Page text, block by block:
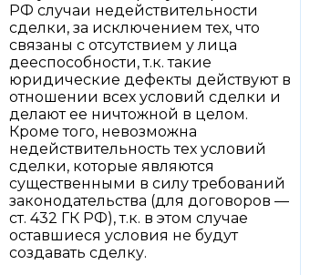
РФ случаи недействительности
сделки, за исключением тех, что
связаны с отсутствием у лица
дееспособности, т.к. такие
юридические дефекты действуют в
отношении всех условий сделки и
делают ее ничтожной в целом.
Кроме того, невозможна
недействительность тех условий
сделки, которые являются
существенными в силу требований
законодательства (для договоров —
ст. 432 ГК РФ), т.к. в этом случае
оставшиеся условия не будут
создавать сделку.